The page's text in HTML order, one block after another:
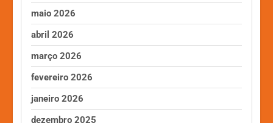
maio 2026
abril 2026
março 2026
fevereiro 2026
janeiro 2026
dezembro 2025